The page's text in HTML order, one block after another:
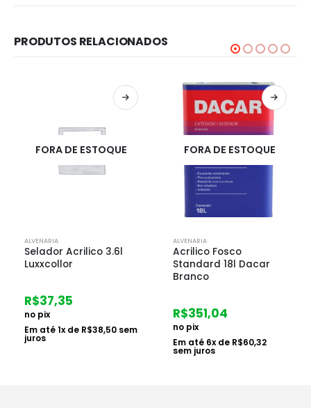
PRODUTOS RELACIONADOS
FORA DE ESTOQUE
ALVENARIA
Acrilico Fosco
Standard 18l Dacar
R$
no pix
Em até
FORA DE ESTOQUE
ALVENARIA
Acrilico Dacar Pisos
3.6l Concreto
no pix
Em até
sem juros